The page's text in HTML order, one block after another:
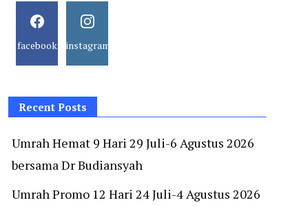
facebook instagram
Recent Posts
Umrah Hemat 9 Hari 29 Juli-6 Agustus 2026
bersama Dr Budiansyah
Umrah Promo 12 Hari 24 Juli-4 Agustus 2026